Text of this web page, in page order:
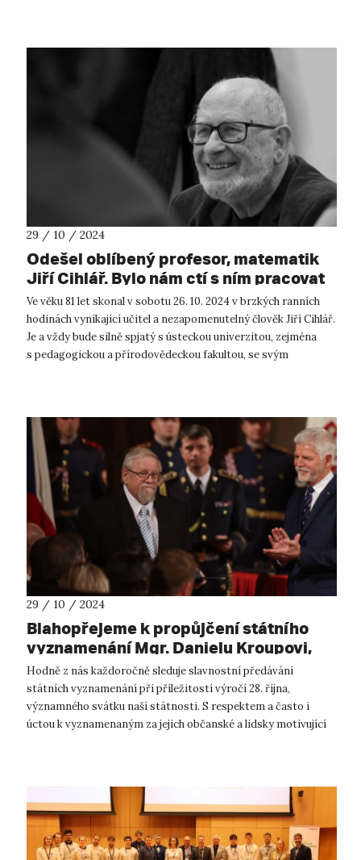
29 / 10 / 2024
Odešel oblíbený profesor, matematik
Jiří Cihlář. Bylo nám ctí s ním pracovat
Ve věku 81 let skonal v sobotu 26. 10. 2024 v brzkých ranních
hodinách vynikající učitel a nezapomenutelný člověk Jiří Cihlář.
Je a vždy bude silně spjatý s ústeckou univerzitou, zejména
s pedagogickou a přírodovědeckou fakultou, se svým
29 / 10 / 2024
Blahopřejeme k propůjčení státního
vyznamenání Mgr. Danielu Kroupovi,
Ph.D.
Hodně z nás každoročně sleduje slavnostní předávání
státních vyznamenání při příležitostí výročí 28. října,
významného svátku naší státnosti. S respektem a často i
úctou k vyznamenaným za jejich občanské a lidsky motivující